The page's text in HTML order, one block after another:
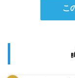
こ